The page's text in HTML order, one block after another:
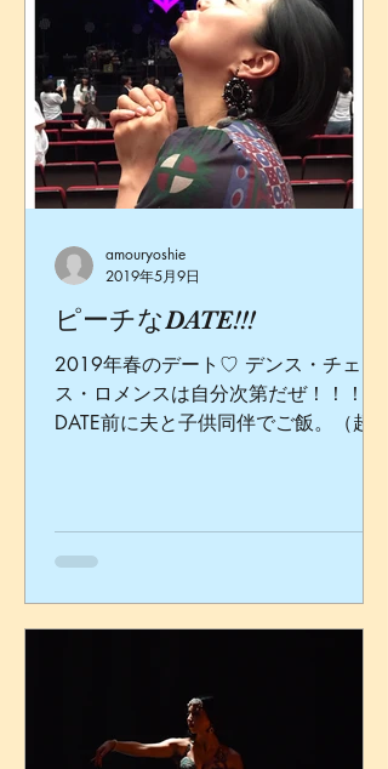
ピーチなDATE!!!
2019年春のデート♡ デンス・チェン
ス・ロメンスは自分次第だぜ！！！
DATE前に夫と子供同伴でご飯。（超健
感じたのか。 赤ワインのカクテル♡
with...
amouryoshie
2019年5月9日